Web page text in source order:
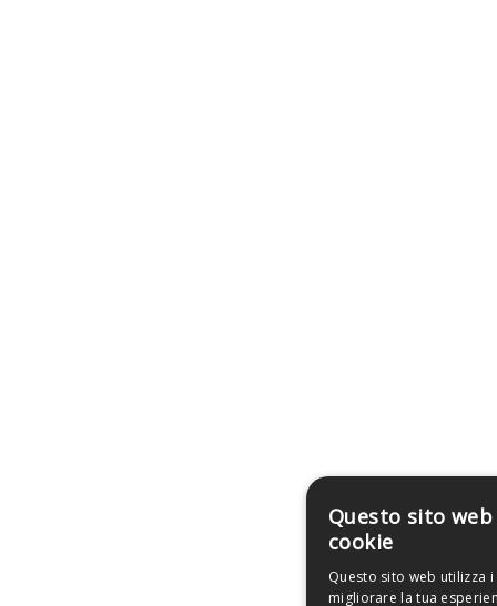
Questo sito
cookie
Questo sito web utilizza
migliorare la tua